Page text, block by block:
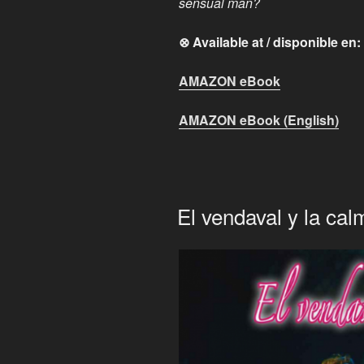
⊗ Available at / disponible en:
AMAZON eBook
AMAZON eBook (English)
El vendaval y la